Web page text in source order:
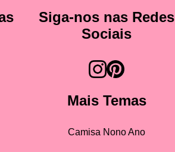
Siga-nos nas Redes
Sociais
Mais Temas
Camisa Nono Ano